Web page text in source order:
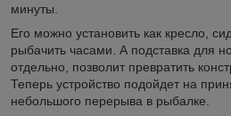
минуты.
Его можно установить как кресло,
рыбачить часами. А подставка для
отдельно, позволит превратить
Теперь устройство подойдет на
небольшого перерыва в рыбалке.